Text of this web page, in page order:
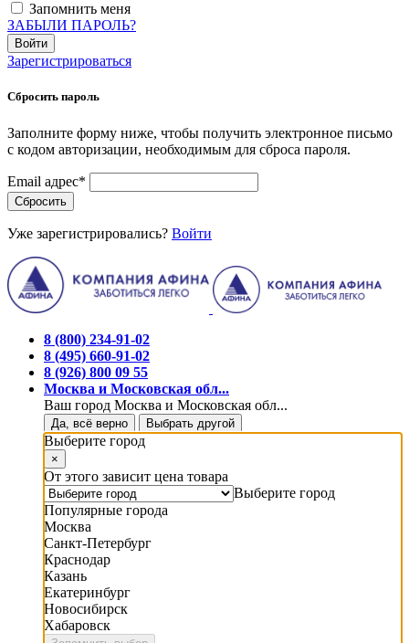
Запомнить меня
ЗАБЫЛИ ПАРОЛЬ?
Войти
Зарегистрироваться
Сбросить пароль
Заполните форму ниже, чтобы получить электронное письмо
с кодом авторизации, необходимым для сброса пароля.
Email адрес*
Сбросить
Уже зарегистрировались? Войти
8 (800) 234-91-02
8 (495) 660-91-02
8 (926) 800 09 55
Москва и Московская обл...
Ваш город Москва и Московская обл...
Да, всё верно Выбрать другой
Выберите город
×
От этого зависит цена товара
Выберите город
Популярные города
Москва
Санкт-Петербург
Краснодар
Казань
Екатеринбург
Новосибирск
Хабаровск